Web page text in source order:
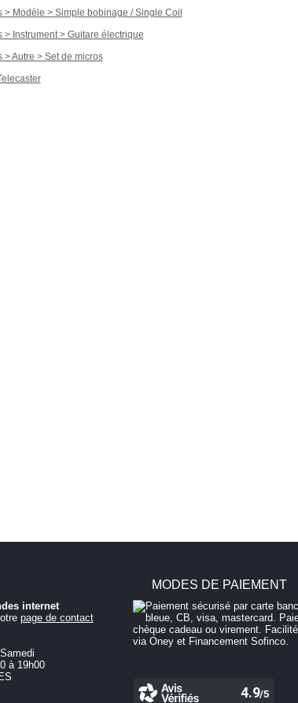
> Modèle > Simple bobinage / Single Coil
> Instrument > Guitare électrique
Autre > Set de micros
internet
page de contact
à 19h00
MODES DE PAIEMENT